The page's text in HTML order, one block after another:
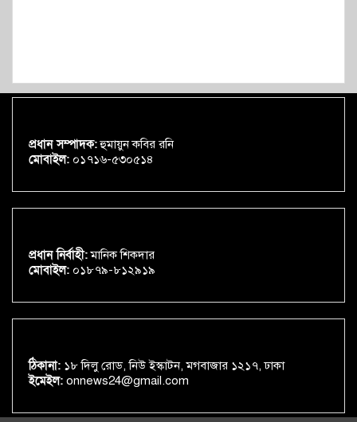
প্রধান সম্পাদক:হুমায়ুন কবির রনি
মোবাইল: ০১৭১৬-৫৩০৫১৪
প্রধান নির্বাহী:মানিক শিকদার
মোবাইল: ০১৮৭৯-৮১২৯১৯
ঠিকানা: ১৮ দিলু রোড, নিউ ইস্কাটন, মগবাজার ১২১৭, ঢাকা
ইমেইল: onnews24@gmail.com